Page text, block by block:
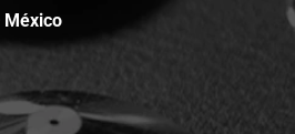
México